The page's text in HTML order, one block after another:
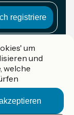
um
und
welche